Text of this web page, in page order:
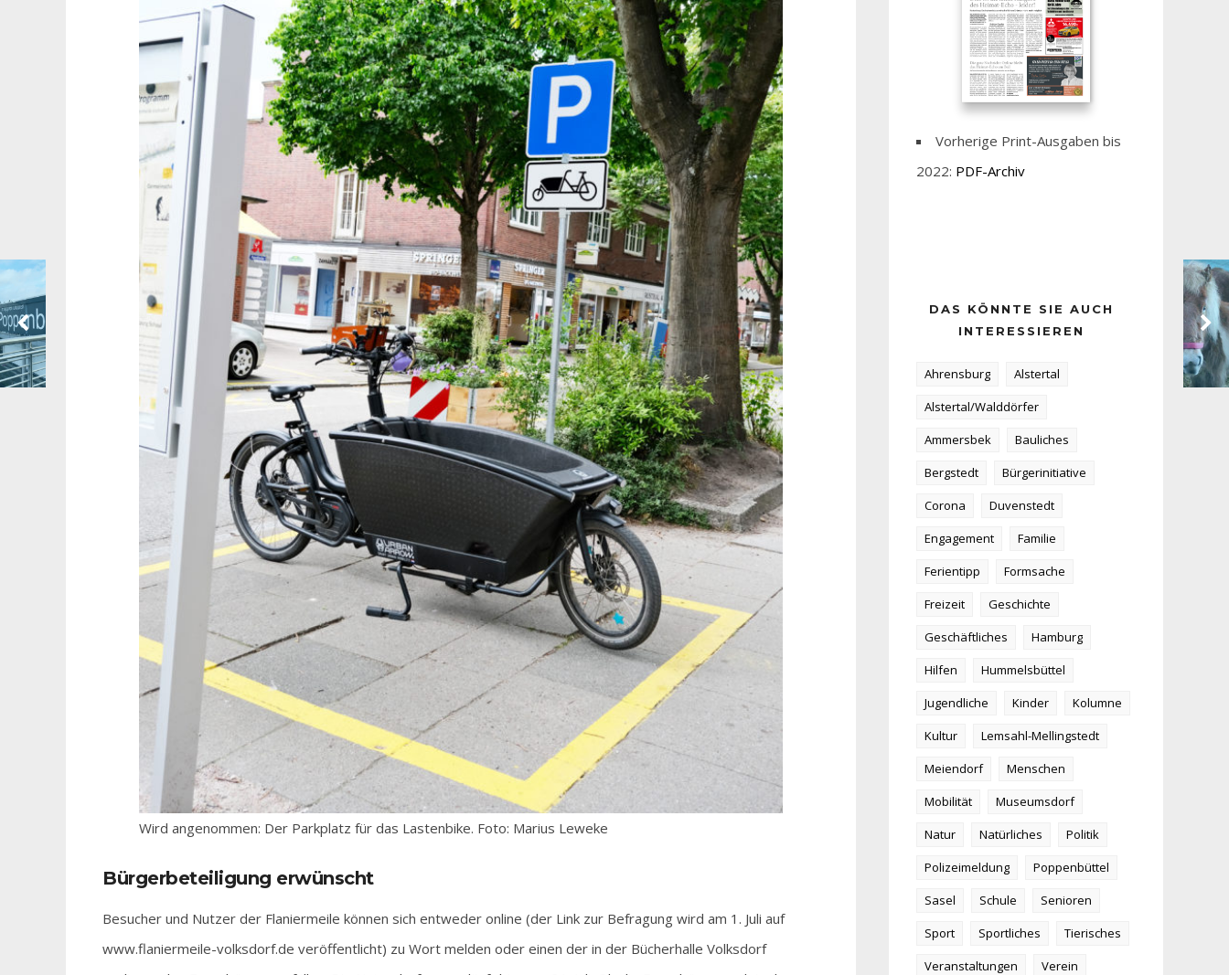
Wird angenommen: Der Parkplatz für das Lastenbike. Foto: Marius Leweke
Bürgerbeteiligung erwünscht
Besucher und Nutzer der Flaniermeile können sich entweder online (der Link zur Befragung wird am 1. Juli auf
www.flaniermeile-volksdorf.de veröffentlicht) zu Wort melden oder einen der in der Bücherhalle Volksdorf
Vorherige Print-Ausgaben bis
2022: PDF-Archiv
DAS KÖNNTE SIE AUCH
INTERESSIEREN
Ahrensburg
Alstertal
Alstertal/Walddörfer
Ammersbek
Bauliches
Bergstedt
Bürgerinitiative
Corona
Duvenstedt
Engagement
Familie
Ferientipp
Formsache
Freizeit
Geschichte
Geschäftliches
Hamburg
Hilfen
Hummelsbüttel
Jugendliche
Kinder
Kolumne
Kultur
Lemsahl-Mellingstedt
Meiendorf
Menschen
Mobilität
Museumsdorf
Natur
Natürliches
Politik
Polizeimeldung
Poppenbüttel
Sasel
Schule
Senioren
Sport
Sportliches
Tierisches
Veranstaltungen
Verein